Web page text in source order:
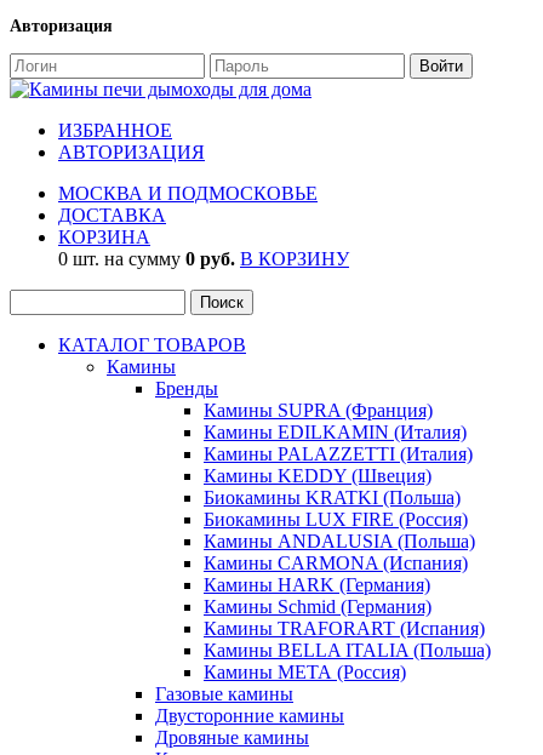
Авторизация
ИЗБРАННОЕ
АВТОРИЗАЦИЯ
МОСКВА И ПОДМОСКОВЬЕ
ДОСТАВКА
КОРЗИНА
0 шт. на сумму 0 руб. В КОРЗИНУ
КАТАЛОГ ТОВАРОВ
Камины
Бренды
Камины SUPRA (Франция)
Камины EDILKAMIN (Италия)
Камины PALAZZETTI (Италия)
Камины KEDDY (Швеция)
Биокамины KRATKI (Польша)
Биокамины LUX FIRE (Россия)
Камины ANDALUSIA (Польша)
Камины CARMONA (Испания)
Камины HARK (Германия)
Камины Schmid (Германия)
Камины TRAFORART (Испания)
Камины BELLA ITALIA (Польша)
Камины МЕТА (Россия)
Газовые камины
Двусторонние камины
Дровяные камины